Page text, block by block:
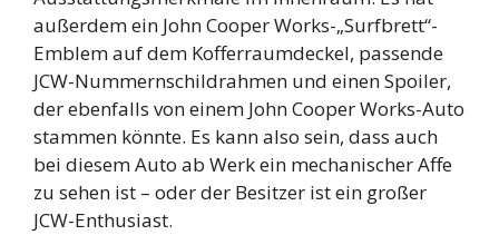
außerdem ein John Cooper Works-„Surfbrett“-
Emblem auf dem Kofferraumdeckel, passende
JCW-Nummernschildrahmen und einen Spoiler,
der ebenfalls von einem John Cooper Works-Auto
stammen könnte. Es kann also sein, dass auch
bei diesem Auto ab Werk ein mechanischer Affe
zu sehen ist – oder der Besitzer ist ein großer
JCW-Enthusiast.